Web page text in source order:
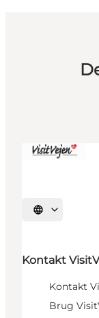
Vælg sprog
Kontakt
Kontakt
Brug